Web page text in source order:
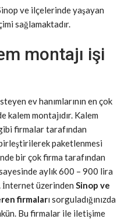
ve ilçelerinde yaşayan
sağlamaktadır.
montajı işi
ev hanımlarının en çok
montajıdır. Kalem
firmalar tarafından
paketlenmesi
bir çok firma tarafından
aylık 600 – 900 lira
İnternet üzerinden Sinop ve
firmaları sorguladığınızda
Bu firmalar ile iletişime